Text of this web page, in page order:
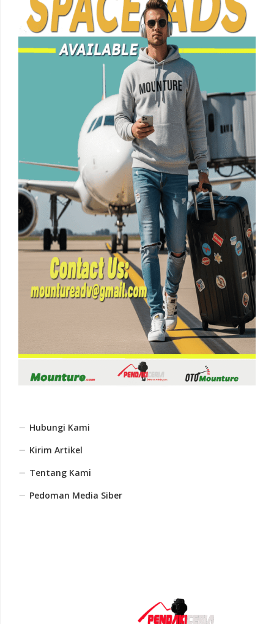
Hubungi Kami
Kirim Artikel
Tentang Kami
Pedoman Media Siber